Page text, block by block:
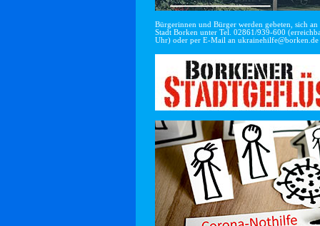
Bürgerinnen und Bürger werden gebeten, sich
Stadt Borken unter Tel. 02861/939-600
Uhr) oder per E-Mail an ukrainehilfe@borken.de